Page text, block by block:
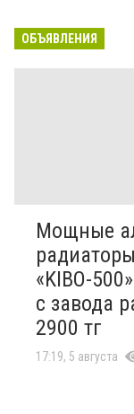
ОБЪЯВЛЕНИЯ
Мощные
«KIBO-
с завода
2900 тг
17:19, 5 августа